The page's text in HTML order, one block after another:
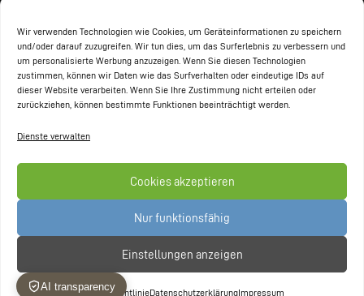
Wir verwenden Technologien wie Cookies, um Geräteinformationen zu speichern
und/oder darauf zuzugreifen. Wir tun dies, um das Surferlebnis zu verbessern und
um personalisierte Werbung anzuzeigen. Wenn Sie diesen Technologien
zustimmen, können wir Daten wie das Surfverhalten oder eindeutige IDs auf
dieser Website verarbeiten. Wenn Sie Ihre Zustimmung nicht erteilen oder
zurückziehen, können bestimmte Funktionen beeinträchtigt werden.
Dienste verwalten
Cookies akzeptieren
Nur funktionsfähig
Einstellungen anzeigen
Cookie-RichtlinieDatenschutzerklärungImpressum
Videos
Partner
© 2026 GAXWEB GmbH